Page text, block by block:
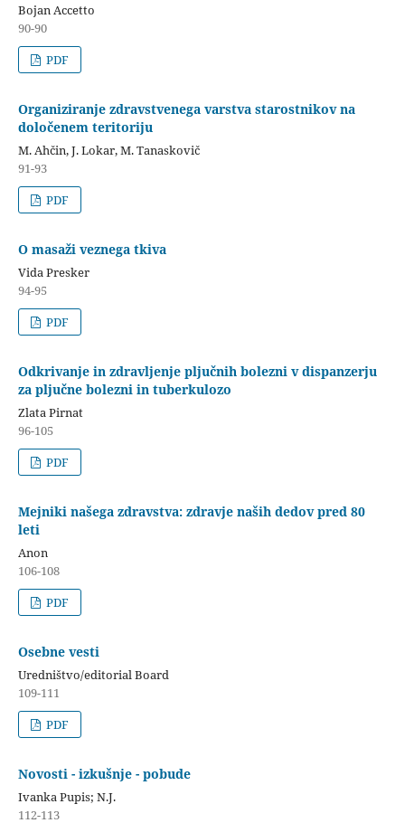
Bojan Accetto
90-90
PDF
Organiziranje zdravstvenega varstva starostnikov na
določenem teritoriju
M. Ahčin, J. Lokar, M. Tanaskovič
91-93
PDF
O masaži veznega tkiva
Vida Presker
94-95
PDF
Odkrivanje in zdravljenje pljučnih bolezni v dispanzerju
za pljučne bolezni in tuberkulozo
Zlata Pirnat
96-105
PDF
Mejniki našega zdravstva: zdravje naših dedov pred 80
leti
Anon
106-108
PDF
Osebne vesti
Uredništvo/editorial Board
109-111
PDF
Novosti - izkušnje - pobude
Ivanka Pupis; N.J.
112-113